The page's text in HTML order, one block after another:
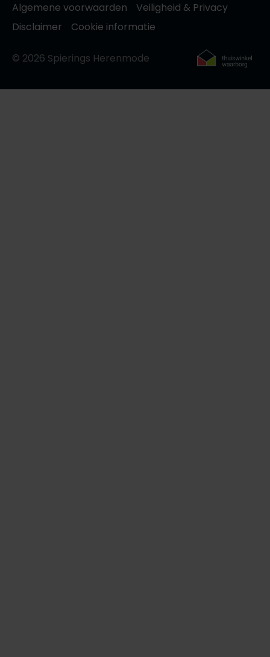
Algemene voorwaarden
Veiligheid & Privacy
Disclaimer
Cookie informatie
© 2026 Spierings Herenmode